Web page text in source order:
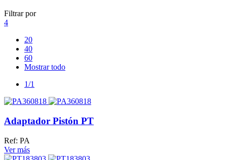
Filtrar por
4
20
40
60
Mostrar todo
1/1
Adaptador Pistón PT
Ref: PA
Ver más